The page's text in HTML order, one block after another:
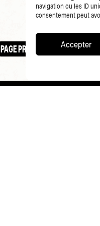
navigation ou les ID
consentement peut
Accepter
PAGE PRÉCÉDENTE